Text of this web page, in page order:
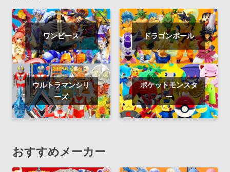
ワンピース ドラゴンボール
ウルトラマンシリ
ーズ
ポケットモンスタ
ー
おすすめメーカー